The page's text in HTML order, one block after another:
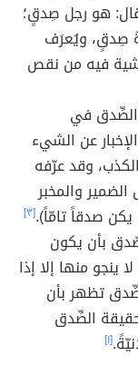
هو رجل صِدقٍ؛
صِدقٍ، ويُعرَف
شية فيه من نقص
الصِّدق في
عن الشيء
وقد عرّفه
والمخبر
صدقاً تامّاً).[٣]
بأن يكون
منها إلا إذا
تظهر بأن
الصِّدق
[١]